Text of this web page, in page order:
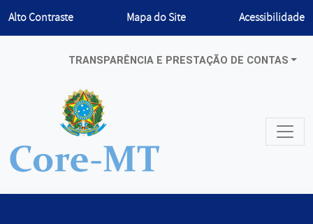
Habilitar
Alto Contraste Mapa do Site Acessibilidade
TRANSPARÊNCIA E PRESTAÇÃO DE CONTAS